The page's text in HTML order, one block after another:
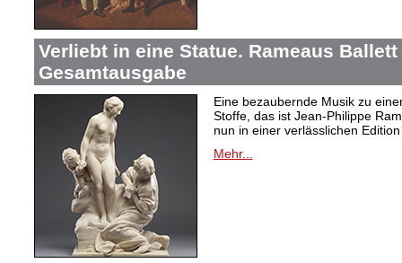
Verliebt in eine Statue. Rameaus
Gesamtausgabe
Eine bezaubernde Musik zu
Stoffe, das ist Jean-Philippe
nun in einer verlässlichen
Mehr...